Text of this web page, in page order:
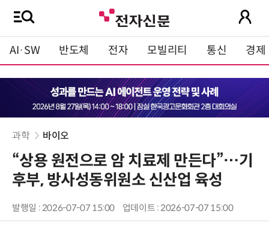
AI·SW 반도체 전자 모빌리티 통신 경제
과학 바이오
“상용 원전으로 암 치료제 만든다”…기
후부, 방사성동위원소 신산업 육성
발행일 : 2026-07-07 15:00 업데이트 : 2026-07-07 15:00